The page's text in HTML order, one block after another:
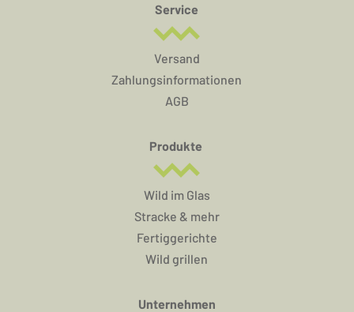
Service
Versand
Zahlungsinformationen
AGB
Produkte
Wild im Glas
Stracke & mehr
Fertiggerichte
Wild grillen
Unternehmen